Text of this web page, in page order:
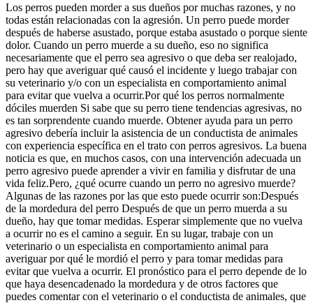
Los perros pueden morder a sus dueños por muchas razones, y no
todas están relacionadas con la agresión. Un perro puede morder
después de haberse asustado, porque estaba asustado o porque siente
dolor. Cuando un perro muerde a su dueño, eso no significa
necesariamente que el perro sea agresivo o que deba ser realojado,
pero hay que averiguar qué causó el incidente y luego trabajar con
su veterinario y/o con un especialista en comportamiento animal
para evitar que vuelva a ocurrir.Por qué los perros normalmente
dóciles muerden Si sabe que su perro tiene tendencias agresivas, no
es tan sorprendente cuando muerde. Obtener ayuda para un perro
agresivo debería incluir la asistencia de un conductista de animales
con experiencia específica en el trato con perros agresivos. La buena
noticia es que, en muchos casos, con una intervención adecuada un
perro agresivo puede aprender a vivir en familia y disfrutar de una
vida feliz.Pero, ¿qué ocurre cuando un perro no agresivo muerde?
Algunas de las razones por las que esto puede ocurrir son:Después
de la mordedura del perro Después de que un perro muerda a su
dueño, hay que tomar medidas. Esperar simplemente que no vuelva
a ocurrir no es el camino a seguir. En su lugar, trabaje con un
veterinario o un especialista en comportamiento animal para
averiguar por qué le mordió el perro y para tomar medidas para
evitar que vuelva a ocurrir. El pronóstico para el perro depende de lo
que haya desencadenado la mordedura y de otros factores que
puedes comentar con el veterinario o el conductista de animales, que